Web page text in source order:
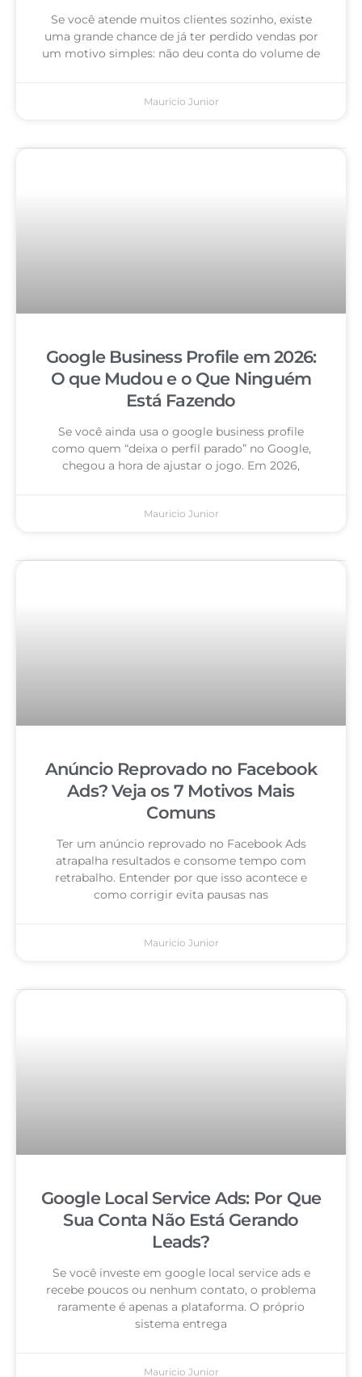
Se você atende muitos clientes sozinho, existe
uma grande chance de já ter perdido vendas por
um motivo simples: não deu conta do volume de
Mauricio Junior
Google Business Profile em 2026:
O que Mudou e o Que Ninguém
Está Fazendo
Se você ainda usa o google business profile
como quem “deixa o perfil parado” no Google,
chegou a hora de ajustar o jogo. Em 2026,
Mauricio Junior
Anúncio Reprovado no Facebook
Ads? Veja os 7 Motivos Mais
Comuns
Ter um anúncio reprovado no Facebook Ads
atrapalha resultados e consome tempo com
retrabalho. Entender por que isso acontece e
como corrigir evita pausas nas
Mauricio Junior
Google Local Service Ads: Por Que
Sua Conta Não Está Gerando
Leads?
Se você investe em google local service ads e
recebe poucos ou nenhum contato, o problema
raramente é apenas a plataforma. O próprio
sistema entrega
Mauricio Junior